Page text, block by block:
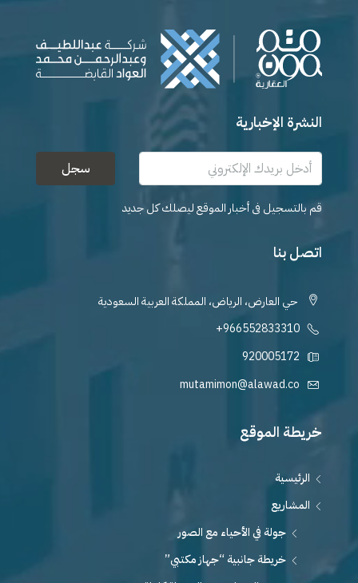
النشرة الإخبارية
سجل
قم بالتسجيل فى أخبار الموقع ليصلك كل جديد
اتصل بنا
حي العارض، الرياض، المملكة العربية السعودية
+966552833310
920005172
mutamimon@alawad.co
خريطة الموقع
الرئيسية
المشاريع
جولة في الأحياء مع الصور
خريطة جانبية “جهاز مكتبي”